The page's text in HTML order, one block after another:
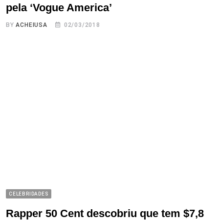
pela ‘Vogue America’
BYACHEIUSA 02/03/2018
CELEBRIDADES
Rapper 50 Cent descobriu que tem $7,8